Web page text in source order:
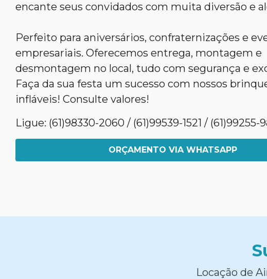
encante seus convidados com muita diversão e
Perfeito para aniversários, confraternizações e
empresariais. Oferecemos entrega, montagem e
desmontagem no local, tudo com segurança e
Faça da sua festa um sucesso com nossos
infláveis! Consulte valores!
Ligue: (61)98330-2060 / (61)99539-1521 / (61)99255-
ORÇAMENTO VIA WHATSAPP
Locação de